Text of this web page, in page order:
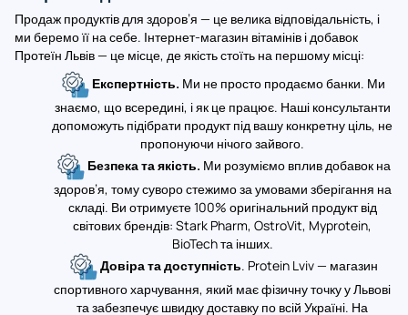
Продаж продуктів для здоров’я — це велика відповідальність, і
ми беремо її на себе. Інтернет-магазин вітамінів і добавок
Протеїн Львів — це місце, де якість стоїть на першому місці:
Експертність. Ми не просто продаємо банки. Ми
знаємо, що всередині, і як це працює. Наші консультанти
допоможуть підібрати продукт під вашу конкретну ціль, не
пропонуючи нічого зайвого.
Безпека та якість. Ми розуміємо вплив добавок на
здоров’я, тому суворо стежимо за умовами зберігання на
складі. Ви отримуєте 100% оригінальний продукт від
світових брендів: Stark Pharm, OstroVit, Myprotein,
BioTech та інших.
Довіра та доступність. Protein Lviv — магазин
спортивного харчування, який має фізичну точку у Львові
та забезпечує швидку доставку по всій Україні. На